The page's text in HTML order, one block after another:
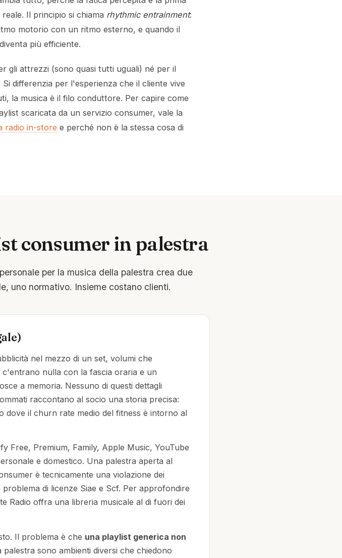
Il principio si chiama rhythmic entrainment:
motorio con un ritmo esterno, e quando il
più efficiente.
gli attrezzi (sono quasi tutti uguali) né per il
differenzia per l'esperienza che il cliente vive
la musica è il filo conduttore. Per capire come
scaricata da un servizio consumer, vale la
radio in-store e perché non è la stessa cosa di
consumer in palestra
per la musica della palestra crea due
uno normativo. Insieme costano clienti.
nel mezzo di un set, volumi che
nulla con la fascia oraria e un
a memoria. Nessuno di questi dettagli
raccontano al socio una storia precisa:
dove il churn rate medio del fitness è intorno al
Free, Premium, Family, Apple Music, YouTube
e domestico. Una palestra aperta al
è tecnicamente una violazione dei
di licenze Siae e Scf. Per approfondire
Radio offra una libreria musicale al di fuori dei
Il problema è che una playlist generica non
palestra sono ambienti diversi che chiedono